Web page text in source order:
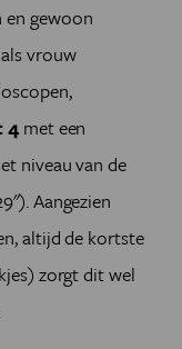
gewoon
vrouw
4met een
niveau van de
Aangezien
altijd de kortste
zorgt dit wel